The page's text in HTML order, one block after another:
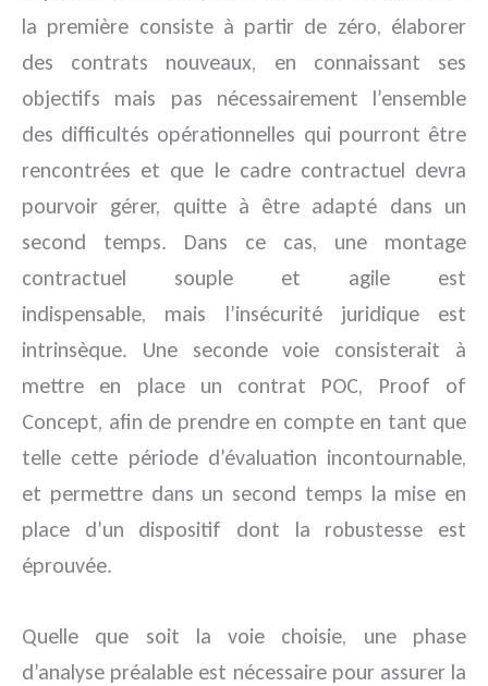
la première consiste à partir de zéro, élaborer
des contrats nouveaux, en connaissant ses
objectifs mais pas nécessairement l’ensemble
des difficultés opérationnelles qui pourront être
rencontrées et que le cadre contractuel devra
pourvoir gérer, quitte à être adapté dans un
second temps. Dans ce cas, une montage
contractuel souple et agile est
indispensable, mais l’insécurité juridique est
intrinsèque. Une seconde voie consisterait à
mettre en place un contrat POC, Proof of
Concept, afin de prendre en compte en tant que
telle cette période d’évaluation incontournable,
et permettre dans un second temps la mise en
place d’un dispositif dont la robustesse est
éprouvée.
Quelle que soit la voie choisie, une phase
d’analyse préalable est nécessaire pour assurer la